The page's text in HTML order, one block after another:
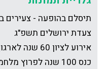
תיסלם בהופעה - צעירים
צעדת ירושלים תשפ"ג
אירוע לציון 60 שנה לארגון צוות
כנס 100 שנה לפרוץ מלחמת העולם הראשונה